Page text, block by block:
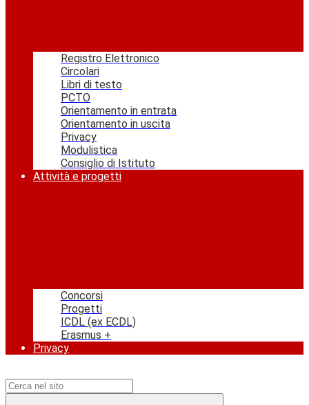
Registro Elettronico
Circolari
Libri di testo
PCTO
Orientamento in entrata
Orientamento in uscita
Privacy
Modulistica
Consiglio di Istituto
Attività e progetti
Concorsi
Progetti
ICDL (ex ECDL)
Erasmus +
Privacy